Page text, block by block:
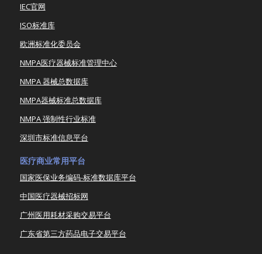
IEC官网
ISO标准库
欧洲标准化委员会
NMPA医疗器械标准管理中心
NMPA 器械总数据库
NMPA器械标准总数据库
NMPA 强制性行业标准
深圳市标准信息平台
医疗商业常用平台
国家医保业务编码-标准数据库平台
中国医疗器械招标网
广州医用耗材采购交易平台
广东省第三方药品电子交易平台